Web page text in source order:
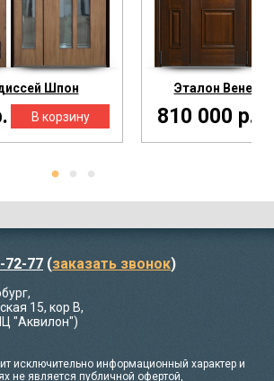
Шпон Эталон
810 000 р.
72-77 (заказать звонок)
15, кор В,
"Аквилон")
исключительно информационный характер и
не является публичной офертой,